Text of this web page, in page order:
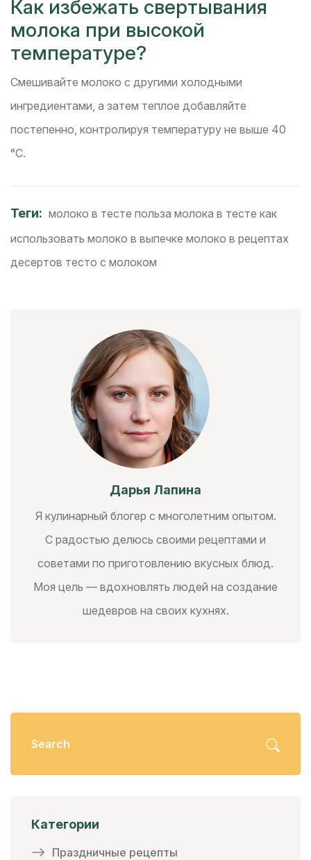
Как избежать свертывания
молока при высокой
температуре?
Смешивайте молоко с другими холодными
ингредиентами, а затем теплое добавляйте
постепенно, контролируя температуру не выше 40
°C.
Теги: молоко в тесте польза молока в тесте как
использовать молоко в выпечке молоко в рецептах
десертов тесто с молоком
Дарья Лапина
Я кулинарный блогер с многолетним опытом.
С радостью делюсь своими рецептами и
советами по приготовлению вкусных блюд.
Моя цель — вдохновлять людей на создание
шедевров на своих кухнях.
Категории
Праздничные рецепты